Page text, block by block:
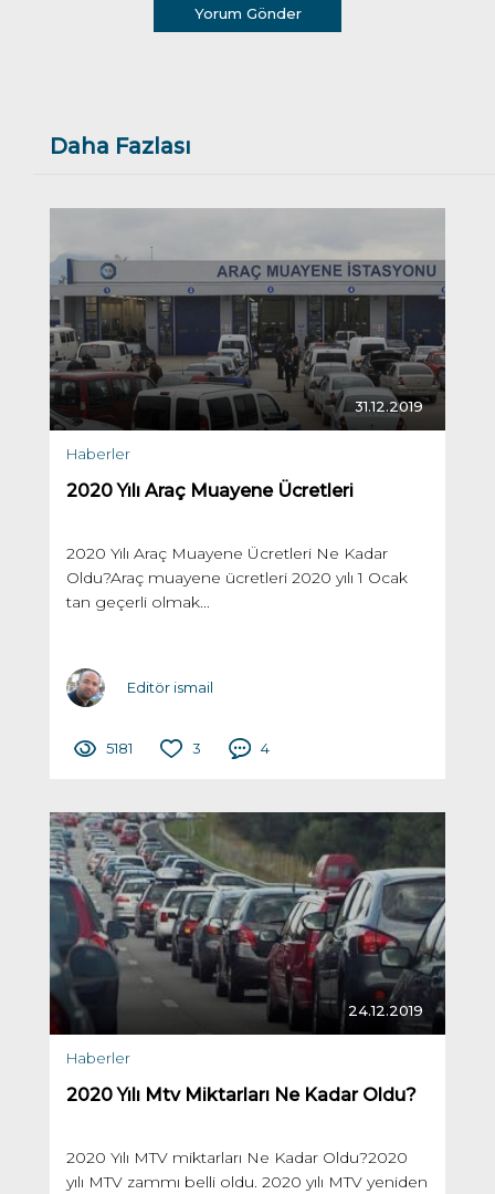
Yorum Gönder
Daha Fazlası
31.12.2019
Haberler
2020 Yılı Araç Muayene Ücretleri
2020 Yılı Araç Muayene Ücretleri Ne Kadar
Oldu?Araç muayene ücretleri 2020 yılı 1 Ocak
tan geçerli olmak...
Editör ismail
5181 3 4
24.12.2019
Haberler
2020 Yılı Mtv Miktarları Ne Kadar Oldu?
2020 Yılı MTV miktarları Ne Kadar Oldu?2020
yılı MTV zammı belli oldu. 2020 yılı MTV yeniden